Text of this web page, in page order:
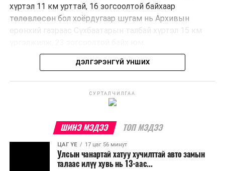
хүртэл 11 км урттай, 16 зогсоолтой байхаар
төлөвлөсөн бол хоёрдугаар шугам нь Архивын
ерөнхий газраас Сүхбаатарын талбай хүртэл 15 км
Төслийг бүрэн хэрэгжүүлснээр цагт 10-12 мянган
Трамвайн системийг хөгжүүлснээр нийтийн тээвэрт
суурилсан хот төлөвлөлтийг дэмжиж, шугам болон
зогсоолуудыг түшиглэсэн худалдаа, үйлчилгээ, орон
сууцны шинэ бүсүүд бий болох боломжтой. Үүний
ДЭЛГЭРЭНГҮЙ УНШИХ
СУРТАЛЧИЛГАА
ШИНЭ МЭДЭЭ ТОП МЭДЭЭ
ЦАГ ҮЕ 17 цаг 56 минут
Улсын чанартай хатуу хучилттай авто замын
талаас илүү хувь нь 13-аас...